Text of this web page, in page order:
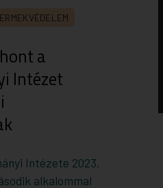
a
Intézet
Intézete 2023.
alkalommal